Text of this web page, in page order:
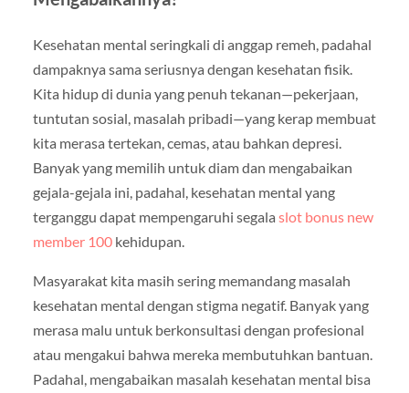
Kesehatan mental seringkali di anggap remeh, padahal
dampaknya sama seriusnya dengan kesehatan fisik.
Kita hidup di dunia yang penuh tekanan—pekerjaan,
tuntutan sosial, masalah pribadi—yang kerap membuat
kita merasa tertekan, cemas, atau bahkan depresi.
Banyak yang memilih untuk diam dan mengabaikan
gejala-gejala ini, padahal, kesehatan mental yang
terganggu dapat mempengaruhi segala slot bonus new
member 100kehidupan.
Masyarakat kita masih sering memandang masalah
kesehatan mental dengan stigma negatif. Banyak yang
merasa malu untuk berkonsultasi dengan profesional
atau mengakui bahwa mereka membutuhkan bantuan.
Padahal, mengabaikan masalah kesehatan mental bisa